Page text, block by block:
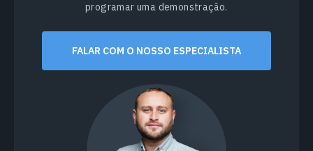
programar uma demonstração.
FALAR COM O NOSSO ESPECIALISTA